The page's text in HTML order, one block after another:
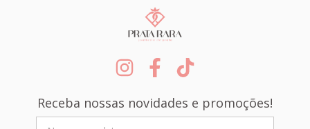
Receba nossas novidades e promoções!